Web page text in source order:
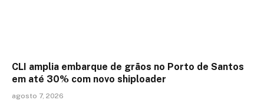
CLI amplia embarque de grãos no Porto de Santos
em até 30% com novo shiploader
agosto 7, 2026